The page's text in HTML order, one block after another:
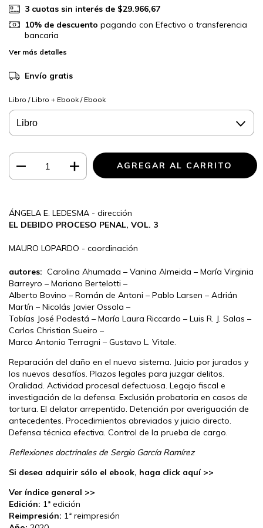
3 cuotas sin interés de $29.966,67
10% de descuento pagando con Efectivo o transferencia
bancaria
Ver más detalles
Envío gratis
Libro / Libro + Ebook / Ebook
ÁNGELA E. LEDESMA - dirección
EL DEBIDO PROCESO PENAL, VOL. 3
MAURO LOPARDO - coordinación
autores: Carolina Ahumada – Vanina Almeida – María Virginia
Barreyro – Mariano Bertelotti –
Alberto Bovino – Román de Antoni – Pablo Larsen – Adrián
Martín – Nicolás Javier Ossola –
Tobías José Podestá – María Laura Riccardo – Luis R. J. Salas –
Carlos Christian Sueiro –
Marco Antonio Terragni – Gustavo L. Vitale.
Reparación del daño en el nuevo sistema. Juicio por jurados y
los nuevos desafíos. Plazos legales para juzgar delitos.
Oralidad. Actividad procesal defectuosa. Legajo fiscal e
investigación de la defensa. Exclusión probatoria en casos de
tortura. El delator arrepentido. Detención por averiguación de
antecedentes. Procedimientos abreviados y juicio directo.
Defensa técnica efectiva. Control de la prueba de cargo.
Reflexiones doctrinales de Sergio García Ramírez
Si desea adquirir sólo el ebook, haga click aquí >>
Ver índice general >>
Edición: 1ª edición
Reimpresión: 1ª reimpresión